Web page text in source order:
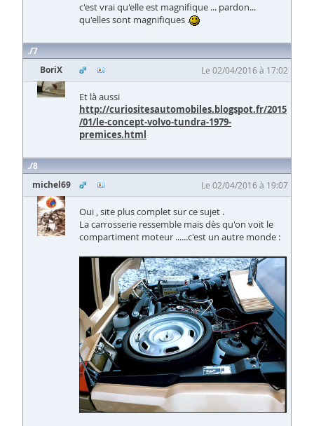
c'est vrai qu'elle est magnifique ... pardon...
qu'elles sont magnifiques .
7
BoriX
Le 02/04/2016 à 17:02
Et là aussi
http://curiositesautomobiles.blogspot.fr/2015
/01/le-concept-volvo-tundra-1979-
premices.html
8
michel69
Le 02/04/2016 à 19:07
Oui , site plus complet sur ce sujet .
La carrosserie ressemble mais dès qu'on voit le
compartiment moteur ......c'est un autre monde :